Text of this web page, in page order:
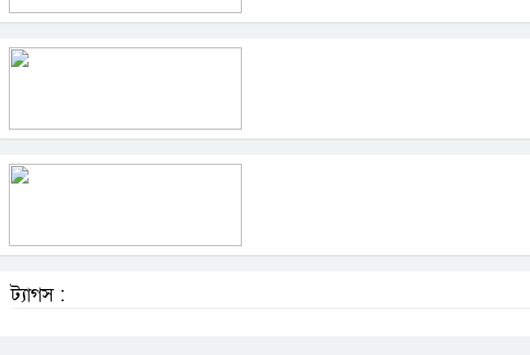
ট্যাগস :